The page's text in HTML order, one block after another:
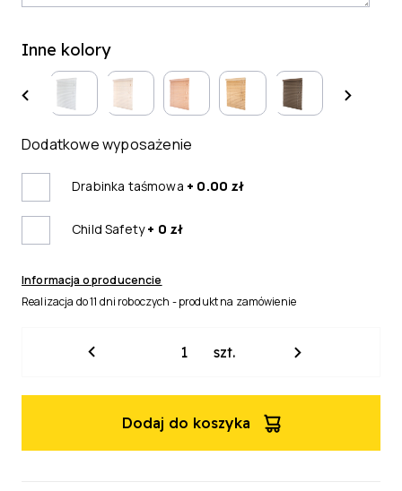
Inne kolory
Dodatkowe wyposażenie
Drabinka taśmowa + 0.00 zł
Child Safety+ 0 zł
Informacja o producencie
Realizacja do 11 dni roboczych - produkt na zamówienie
drewniana
szt.
Dodaj do koszyka